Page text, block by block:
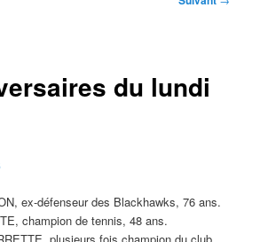
du lundi
ex-défenseur des Blackhawks, 76 ans.
champion de tennis, 48 ans.